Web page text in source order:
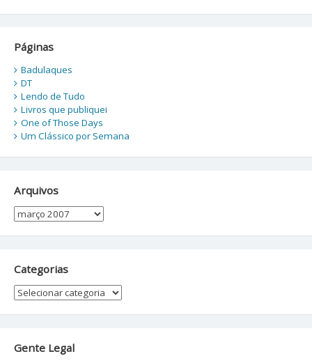
Páginas
Badulaques
DT
Lendo de Tudo
Livros que publiquei
One of Those Days
Um Clássico por Semana
Arquivos
Arquivos
Categorias
Categorias
Gente Legal